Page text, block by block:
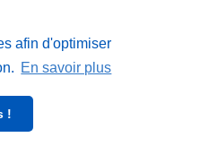
afin d'optimiser
En savoir plus
!